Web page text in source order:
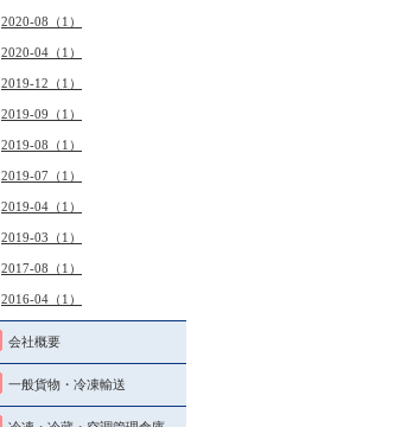
2020-08（1）
2020-04（1）
2019-12（1）
2019-09（1）
2019-08（1）
2019-07（1）
2019-04（1）
2019-03（1）
2017-08（1）
2016-04（1）
会社概要
一般貨物・冷凍輸送